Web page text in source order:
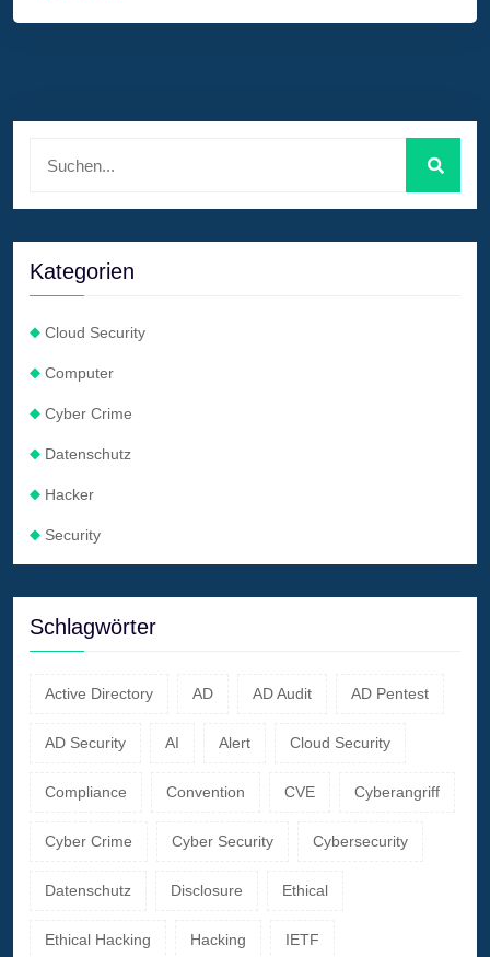
Kategorien
Cloud Security
Computer
Cyber Crime
Datenschutz
Hacker
Security
Schlagwörter
Active Directory AD AD Audit AD Pentest
AD Security AI Alert Cloud Security
Compliance Convention CVE Cyberangriff
Cyber Crime Cyber Security Cybersecurity
Datenschutz Disclosure Ethical
Ethical Hacking Hacking IETF